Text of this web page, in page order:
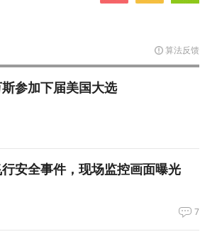
算法反馈
参加下届美国大选
安全事件，现场监控画面曝光
7